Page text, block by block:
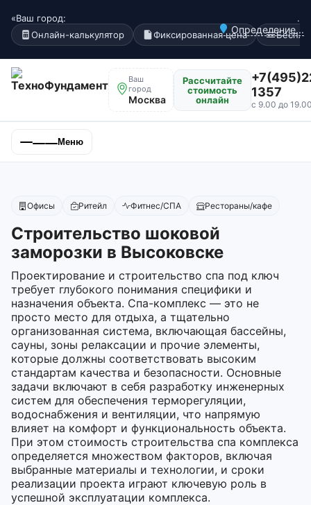
«Ваш город:
Определение...
.
Онлайн-калькулятор
Фиксированная цена
Ваш
город
Москва
Рассчитайте
стоимость
онлайн
1357
с 9.00 до
Меню
Офисы Ритейл Фитнес/СПА Рестораны/кафе
Строительство шоковой
заморозки в Высоковске
Проектирование и строительство спа под ключ
требует глубокого понимания специфики и
назначения объекта. Спа-комплекс — это не
просто место для отдыха, а тщательно
организованная система, включающая бассейны,
сауны, зоны релаксации и прочие элементы,
которые должны соответствовать высоким
стандартам качества и безопасности. Основные
задачи включают в себя разработку инженерных
систем для обеспечения терморегуляции,
водоснабжения и вентиляции, что напрямую
влияет на комфорт и функциональность объекта.
При этом стоимость строительства спа комплекса
определяется множеством факторов, включая
выбранные материалы и технологии, и сроки
реализации проекта играют ключевую роль в
успешной эксплуатации комплекса.